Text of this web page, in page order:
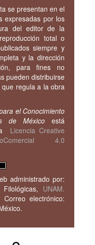
se presentan en el
expresadas por los
del editor de la
total o
siempre y
y la dirección
para fines no
pueden distribuirse
regula a la obra
el Conocimiento
de México está
Licencia Creative
4.0
administrado por:
UNAM.
electrónico: